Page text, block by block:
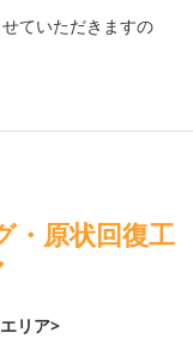
ていただきますの
・原状回復工
リア>